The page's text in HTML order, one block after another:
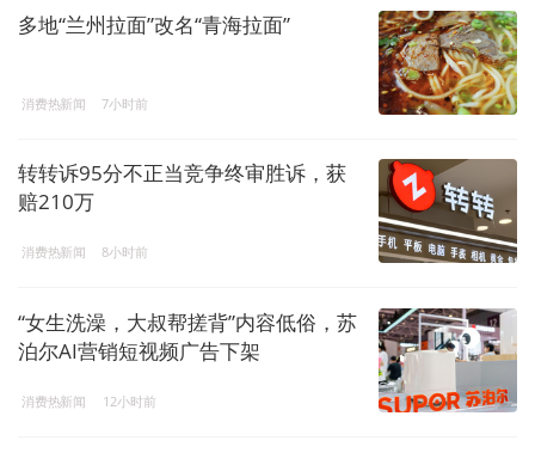
多地“兰州拉面”改名“青海拉面”
消费热新闻 7小时前
转转诉95分不正当竞争终审胜诉，获
赔210万
消费热新闻 8小时前
“女生洗澡，大叔帮搓背”内容低俗，苏
泊尔AI营销短视频广告下架
消费热新闻 12小时前